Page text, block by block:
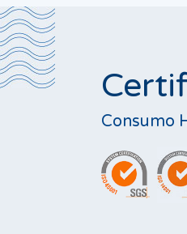
Consumo